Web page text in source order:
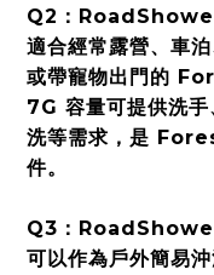
Q2：
適合經常露營、車
或帶寵物出門的
7G 容量可提供洗手
洗等需求，是
件。
Q3：
可以作為戶外簡易